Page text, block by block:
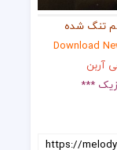
تنگ شده
Download
آربن
***